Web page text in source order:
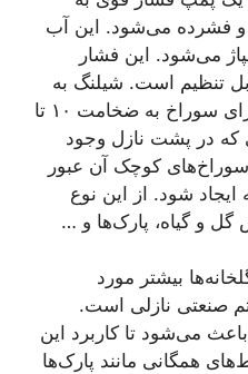
فشرده می‌شود. این آب
می‌شود. این فشار
تنظیم است. شیلنگ به
نازل‌هایی متصل است که دارای سوراخ به ضخامت ۱۰ تا
که در پشت نازل وجود
کوچک آن عبور
شود. از این نوع
و گیاه، پارک‌ها و …
بیشتر مورد
صنعتی نازلی است.
می‌شود تا کاربرد این
همگانی مانند پارک‌ها